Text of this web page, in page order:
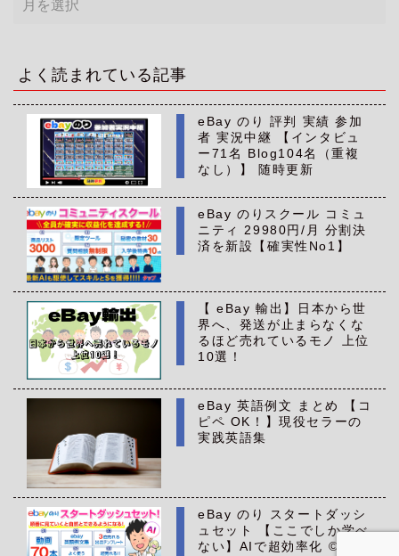
ー
ブ
よく読まれている記事
eBay のり 評判 実績 参加
者 実況中継 【インタビュ
ー71名 Blog104名（重複
なし）】 随時更新
eBay のりスクール コミュ
ニティ 29980円/月 分割決
済を新設【確実性No1】
【 eBay 輸出】日本から世
界へ、発送が止まらなくな
るほど売れているモノ 上位
10選！
eBay 英語例文 まとめ 【コ
ピペ OK！】現役セラーの
実践英語集
eBay のり スタートダッシ
ュセット 【ここでしか学べ
ない】AIで超効率化 ©All